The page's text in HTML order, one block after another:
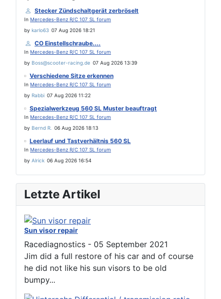
Stecker Zündschaltgerät zerbröselt
In Mercedes-Benz R/C 107 SL forum
by karlo63 07 Aug 2026 18:21
CO Einstellschraube....
In Mercedes-Benz R/C 107 SL forum
by Boss@scooter-racing.de 07 Aug 2026 13:39
Verschiedene Sitze erkennen
In Mercedes-Benz R/C 107 SL forum
by Rabbi 07 Aug 2026 11:22
Spezialwerkzeug 560 SL Muster beauftragt
In Mercedes-Benz R/C 107 SL forum
by Bernd R. 06 Aug 2026 18:13
Leerlauf und Tastverhältnis 560 SL
In Mercedes-Benz R/C 107 SL forum
by Alrick 06 Aug 2026 16:54
Letzte Artikel
Sun visor repair
Racediagnostics - 05 September 2021
Jim did a full restore of his car and of course
he did not like his sun visors to be old
bumpy...